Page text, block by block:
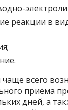
реакции в
всего
приёма
дней, а